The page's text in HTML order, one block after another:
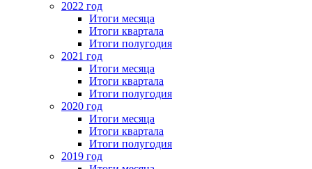
2022 год
Итоги месяца
Итоги квартала
Итоги полугодия
2021 год
Итоги месяца
Итоги квартала
Итоги полугодия
2020 год
Итоги месяца
Итоги квартала
Итоги полугодия
2019 год